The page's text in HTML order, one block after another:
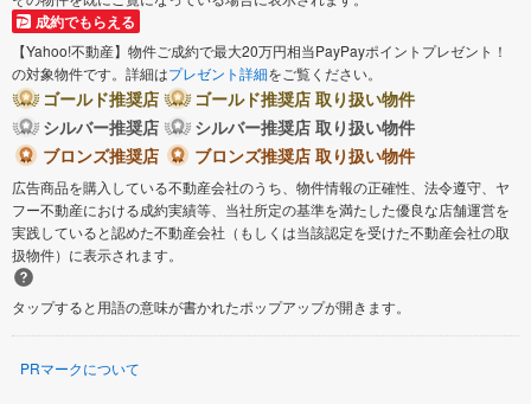
成約でもらえる
【Yahoo!不動産】物件ご成約で最大20万円相当PayPayポイントプレゼント！
の対象物件です。詳細はプレゼント詳細をご覧ください。
ゴールド推奨店
ゴールド推奨店 取り扱い物件
シルバー推奨店
シルバー推奨店 取り扱い物件
ブロンズ推奨店
ブロンズ推奨店 取り扱い物件
広告商品を購入している不動産会社のうち、物件情報の正確性、法令遵守、ヤ
フー不動産における成約実績等、当社所定の基準を満たした優良な店舗運営を
実践していると認めた不動産会社（もしくは当該認定を受けた不動産会社の取
扱物件）に表示されます。
タップすると用語の意味が書かれたポップアップが開きます。
PRマークについて